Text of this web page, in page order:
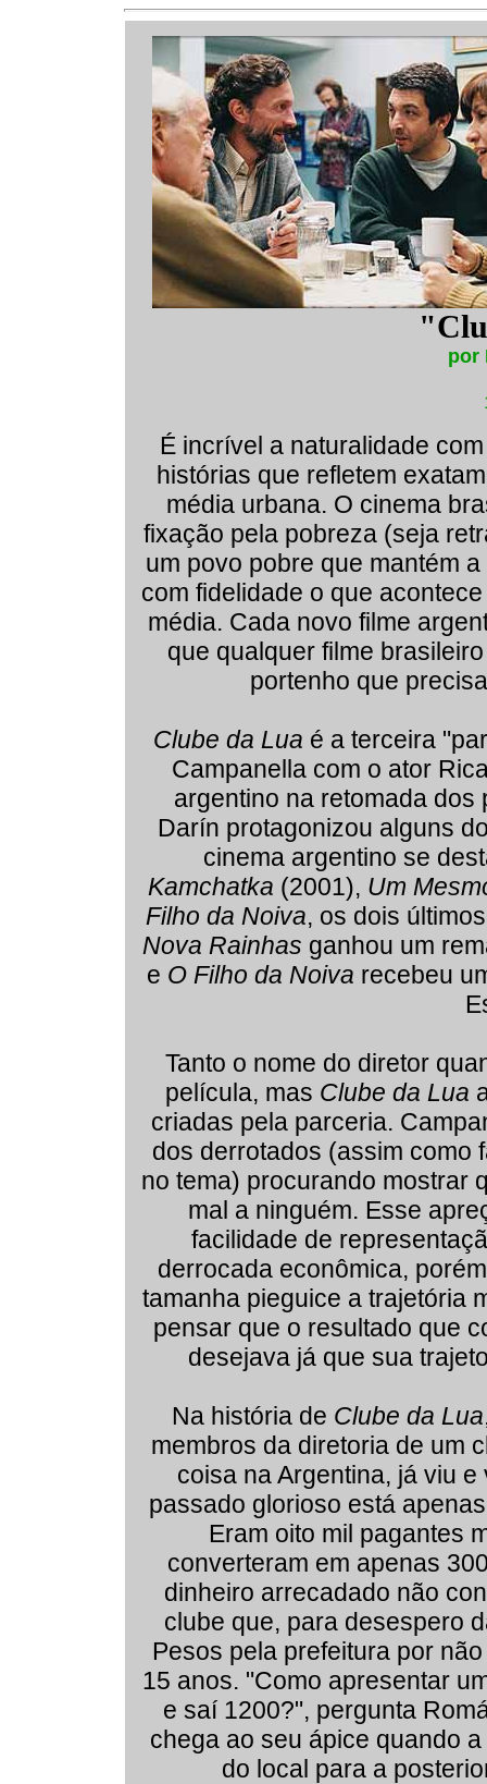
por
É incrível a naturalidade
histórias que refletem
média urbana. O cinema
fixação pela pobreza (seja
um povo pobre que mantém
com fidelidade o que
média. Cada novo filme
que qualquer filme
portenho que
Clube da Lua é a terceira
Campanella com o ator
argentino na retomada
Darín protagonizou alguns
cinema argentino se
Kamchatka (2001), Um
Filho da Noiva, os dois
Nova Rainhas ganhou um
e O Filho da Noiva recebeu
Tanto o nome do diretor
película, mas Clube da Lua
criadas pela parceria.
dos derrotados (assim como
no tema) procurando mostrar
mal a ninguém. Esse
facilidade de
derrocada econômica,
tamanha pieguice a trajetória
pensar que o resultado que
desejava já que sua
Na história de Clube da Lua
membros da diretoria de um
coisa na Argentina, já viu
passado glorioso está
Eram oito mil pagantes
converteram em apenas
dinheiro arrecadado não
clube que, para desespero
Pesos pela prefeitura por
15 anos. "Como apresentar
e saí 1200?", pergunta
chega ao seu ápice quando
do local para a